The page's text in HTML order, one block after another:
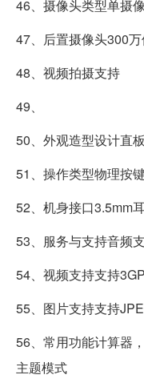
46、摄像头类型单摄
47、后置摄像头300
48、视频拍摄支持
49、
50、外观造型设计直板
51、操作类型物理按
52、机身接口3.5mm
53、服务与支持音频
54、视频支持支持
55、图片支持支持
56、常用功能计算器
主题模式